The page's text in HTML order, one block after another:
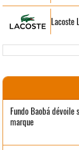
Lacoste
Fundo Baobá dévoile
marque